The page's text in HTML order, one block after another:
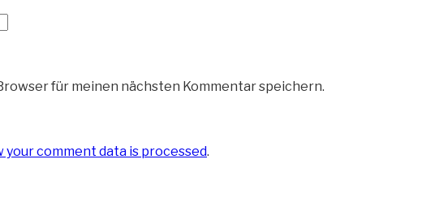
für meinen nächsten Kommentar speichern.
your comment data is processed.